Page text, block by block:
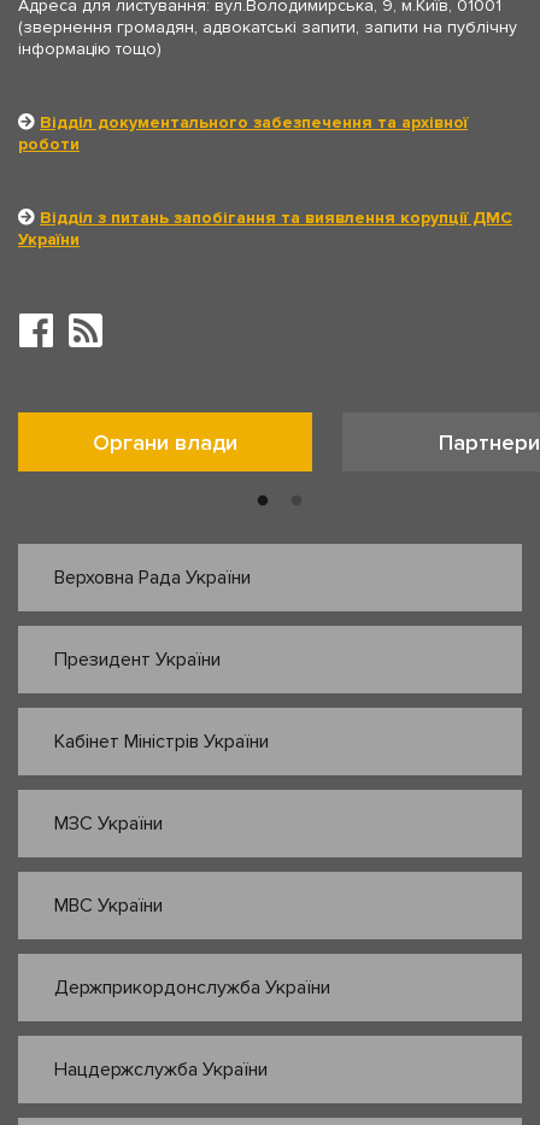
Адреса для листування: вул.Володимирська, 9, м.Київ, 01001
(звернення громадян, адвокатські запити, запити на публічну
інформацію тощо)
Відділ документального забезпечення та архівної
роботи
Відділ з питань запобігання та виявлення корупції ДМС
України
Органи влади Партнери
Верховна Рада України
Президент України
Кабінет Міністрів України
МЗС України
МВС України
Держприкордонслужба України
Нацдержслужба України